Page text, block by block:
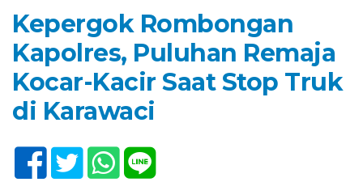
Kepergok Rombongan
Kapolres, Puluhan Remaja
Kocar-Kacir Saat Stop Truk
di Karawaci